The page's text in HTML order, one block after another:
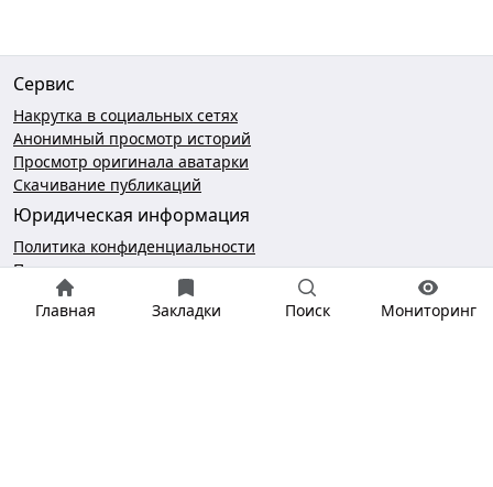
Главная Закладки Поиск Мониторинг
Сервис
Накрутка в социальных сетях
Анонимный просмотр историй
Просмотр оригинала аватарки
Скачивание публикаций
Юридическая информация
Политика конфиденциальности
Пользовательское соглашение
Безопасность платежей